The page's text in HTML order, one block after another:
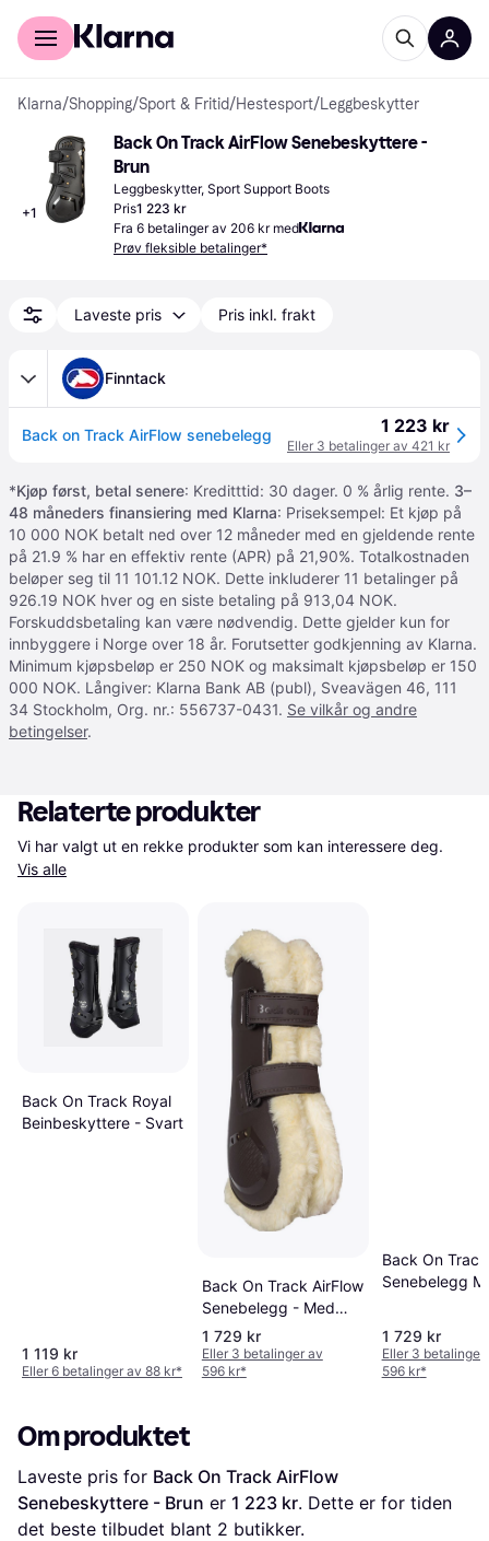
For kunder
Klarna/Shopping/Sport & Fritid/Hestesport/Leggbeskytter
+1
Back On Track AirFlow Senebeskyttere -
Brun
Leggbeskytter, Sport Support Boots
Pris1 223 kr
Fra 6 betalinger av 206 kr med
Prøv fleksible betalinger*
Laveste pris Pris inkl. frakt
Finntack
Back on Track AirFlow senebelegg 1 223 kr
Eller 3 betalinger av 421 kr
*Kjøp først, betal senere: Kreditttid: 30 dager. 0 % årlig rente. 3–
48 måneders finansiering med Klarna: Priseksempel: Et kjøp på
10 000 NOK betalt ned over 12 måneder med en gjeldende rente
på 21.9 % har en effektiv rente (APR) på 21,90%. Totalkostnaden
beløper seg til 11 101.12 NOK. Dette inkluderer 11 betalinger på
926.19 NOK hver og en siste betaling på 913,04 NOK.
Forskuddsbetaling kan være nødvendig. Dette gjelder kun for
innbyggere i Norge over 18 år. Forutsetter godkjenning av Klarna.
Minimum kjøpsbeløp er 250 NOK og maksimalt kjøpsbeløp er 150
000 NOK. Långiver: Klarna Bank AB (publ), Sveavägen 46, 111
34 Stockholm, Org. nr.: 556737-0431. Se vilkår og andre
betingelser.
Relaterte produkter
Vis alle
Back On Track Royal
Beinbeskyttere - Svart
1 119 kr
Eller 6 betalinger av 88 kr*
Back On Track AirFlow
Senebelegg - Med
Pels
1 729 kr
Eller 3 betalinger av
596 kr*
Back On
Senebelegg
1 729 kr
Eller 3 betalinger
596 kr*
Om produktet
Laveste pris for Back On Track AirFlow
Senebeskyttere - Brun er 1 223 kr. Dette er for tiden
det beste tilbudet blant 2 butikker.